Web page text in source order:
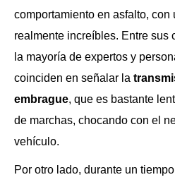
comportamiento en asfalto, con
realmente increíbles. Entre sus
la mayoría de expertos y
coinciden en señalar la
embrague, que es bastante
de marchas, chocando con el
vehículo.
Por otro lado, durante un